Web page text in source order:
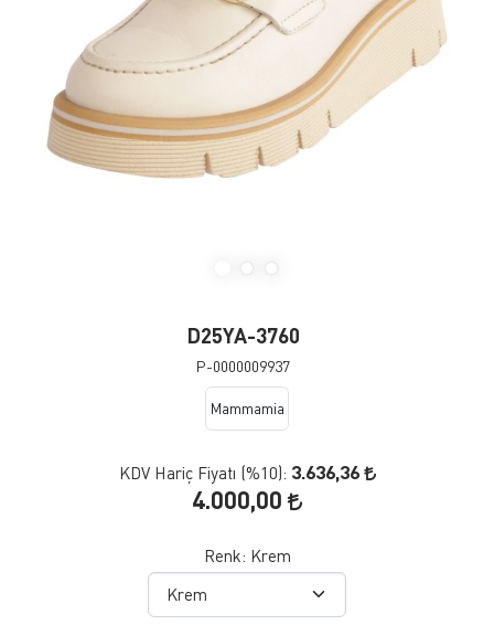
D25YA-3760
P-0000009937
Mammamia
KDV Hariç Fiyatı (%10): 3.636,36
4.000,00
Renk: Krem